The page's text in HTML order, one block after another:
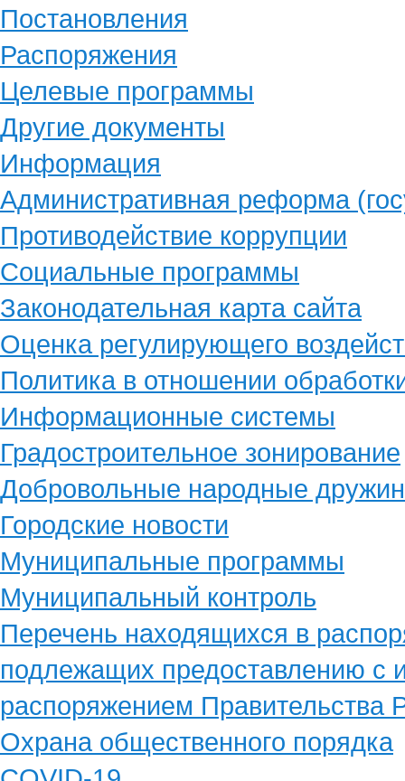
Постановления
Распоряжения
Целевые программы
Другие документы
Информация
Административная реформа
Противодействие коррупции
Социальные программы
Законодательная карта сайта
Оценка регулирующего
Политика в отношении
Информационные системы
Градостроительное зонирование
Добровольные народные
Городские новости
Муниципальные программы
Муниципальный контроль
Перечень находящихся в
подлежащих предоставлению с
распоряжением
Охрана общественного порядка